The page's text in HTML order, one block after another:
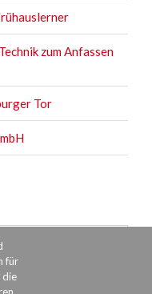
zum Anfassen
Tor
für
die